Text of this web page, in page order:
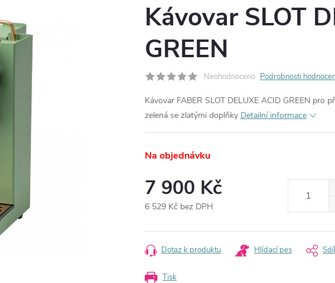
Kávovar SLOT
GREEN
Neohodnoceno Podrobnosti
Kávovar FABER SLOT DELUXE ACID GREEN pro
zelená se zlatými doplňky Detailní informace
Na objednávku
7 900 Kč
6 529 Kč bez DPH
cena:
Tisk
Dotaz k produktu Hlídací pes